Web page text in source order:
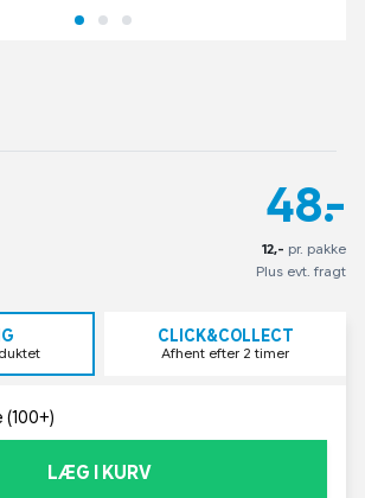
48,-
12,- pr. pakke
Plus evt. fragt
CLICK&COLLECT
Afhent efter 2 timer
(100+)
LÆG I KURV